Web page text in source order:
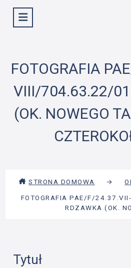
Wyświetl menu
FOTOGRAFIA
VIII/704.63.22/01
(OK. NOWEGO
STRONA DOMOWA →
FOTOGRAFIA PAE/F/
RDZAWKA (OK.
Tytuł